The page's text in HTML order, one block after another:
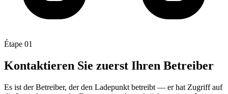
Étape 01
Kontaktieren Sie zuerst Ihren Betreiber
Es ist der Betreiber, der den Ladepunkt betreibt — er hat Zugriff auf